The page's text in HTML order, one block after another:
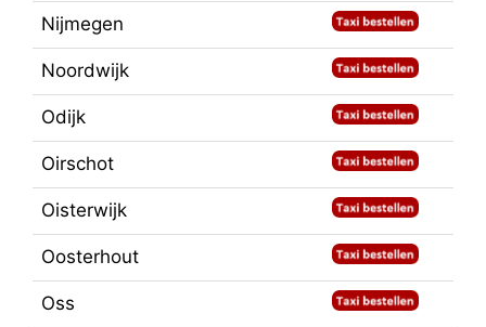
Nijmegen
Noordwijk
Odijk
Oirschot
Oisterwijk
Oosterhout
Oss